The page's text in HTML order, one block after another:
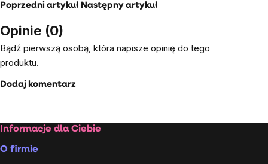
Poprzedni artykuł Następny artykuł
Opinie (0)
Bądź pierwszą osobą, która napisze opinię do tego
produktu.
Dodaj komentarz
Stopka
Informacje dla Ciebie
O firmie